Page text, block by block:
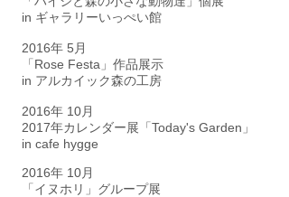
in ギャラリーいっぺい館
2016年 5月
「Rose Festa」作品展示
in アルカイック森の工房
2016年 10月
2017年カレンダー展「Today's Garden」
in cafe hygge
2016年 10月
「イヌホリ」グループ展